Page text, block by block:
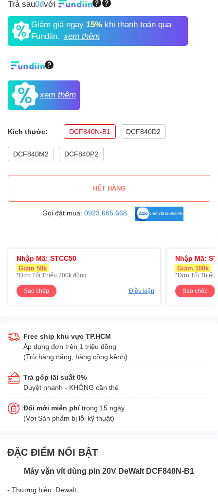
Trả sau0đvới
Giảm giá ngay 15%khi thanh toán qua
Fundiin. xem thêm
xem thêm
Kích thước: DCF840N-B1 DCF840D2
DCF840M2 DCF840P2
HẾT HÀNG
Gọi đặt mua: 0923.665.668
Nhập Mã: STCC50
Giảm 50k
*Đơn Tối Thiểu 700k đồng
Sao chép Điều kiện
Nhập Mã:
Giảm 100k
*Đơn Tối Thiểu
Sao chép
Free ship khu vực TP.HCM
Áp dụng đơn trên 1 triệu đồng
(Trừ hàng nặng, hàng cồng kềnh)
Trả góp lãi suất 0%
Duyệt nhanh - KHÔNG cần thẻ
Đổi mới miễn phítrong 15 ngày
(Với Sản phẩm bị lỗi kỹ thuật)
ĐẶC ĐIỂM NỔI BẬT
Máy vặn vít dùng pin 20V DeWalt DCF840N-B1
- Thương hiệu: Dewalt